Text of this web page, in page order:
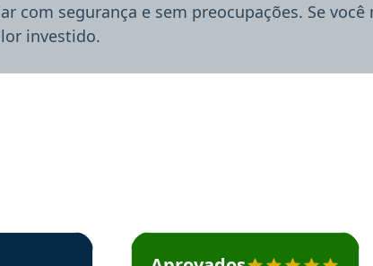
com segurança e sem preocupações. Se você
investido.
o Aprova Concursos em depoimento
Estudante Mário recomenda o Aprova